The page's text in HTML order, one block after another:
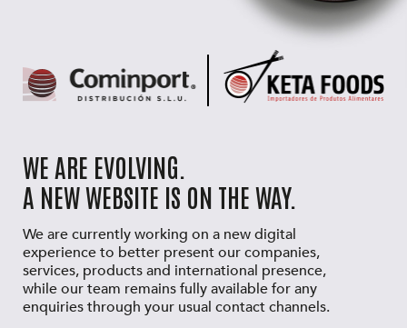
WE ARE EVOLVING.
A NEW WEBSITE IS ON THE WAY.
We are currently working on a new digital
experience to better present our companies,
services, products and international presence,
while our team remains fully available for any
enquiries through your usual contact channels.